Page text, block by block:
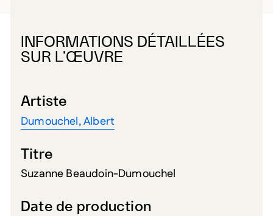
INFORMATIONS DÉTAILLÉES
SUR L’ŒUVRE
Artiste
Dumouchel, Albert
Titre
Suzanne Beaudoin-Dumouchel
Date de production